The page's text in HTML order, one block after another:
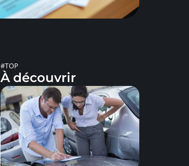
#TOP
À découvrir